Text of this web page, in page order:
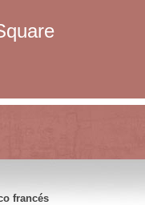
francés